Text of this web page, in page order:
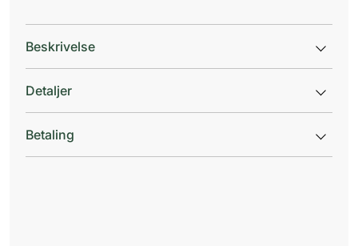
Beskrivelse
Detaljer
Betaling